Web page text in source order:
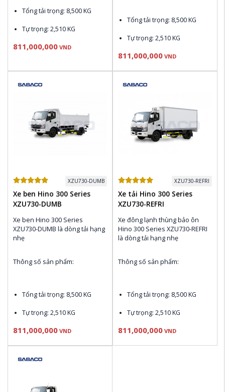
Tổng tải trọng: 8,500 KG
Tự trọng: 2,510 KG
Động cơ N04C-UV Euro 4:
Thùng nhiên liệu: 100L
811,000,000 VND
Tổng tải trọng: 8,500 KG
Tự trọng: 2,510 KG
Động cơ N04C-UV Euro 4:
Thùng nhiên liệu: 100L
FM Radio
811,000,000 VND
XZU730-DUMB
Xe ben Hino 300 Series
XZU730-DUMB
Xe ben Hino 300 Series
XZU730-DUMB là dòng tải hạng
nhẹ
Thông số sản phẩm:
Tổng tải trọng: 8,500 KG
Tự trọng: 2,510 KG
Động cơ N04C-UV Euro 4:
Thùng nhiên liệu: 100L
FM Radio
811,000,000 VND
XZU730-REFRI
Xe tải Hino 300 Series
XZU730-REFRI
Xe đông lạnh thùng bảo ôn
Hino 300 Series XZU730-REFRI
là dòng tải hạng nhẹ
Thông số sản phẩm:
Tổng tải trọng: 8,500 KG
Tự trọng: 2,510 KG
Động cơ N04C-UV Euro 4:
811,000,000 VND